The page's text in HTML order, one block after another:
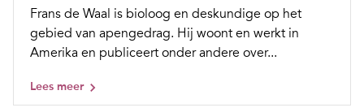
Frans de Waal is bioloog en deskundige op het
gebied van apengedrag. Hij woont en werkt in
Amerika en publiceert onder andere over...
Lees meer